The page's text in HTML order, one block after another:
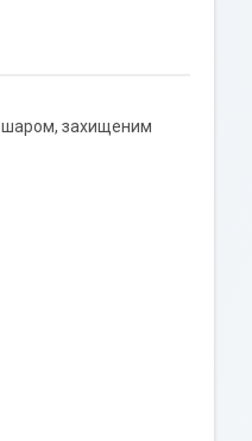
шаром, захищеним